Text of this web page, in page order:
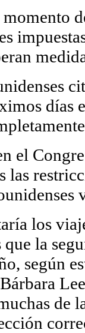
días
el
las
los
que la
según
de